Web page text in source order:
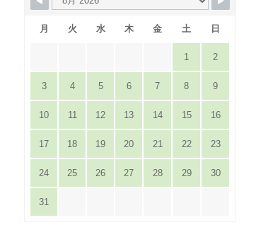
月 火 水 木 金 土 日
1 2
3 4 5 6 7 8 9
10 11 12 13 14 15 16
17 18 19 20 21 22 23
24 25 26 27 28 29 30
31